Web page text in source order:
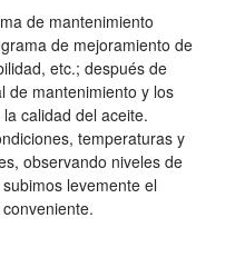
de mantenimiento
de mejoramiento de
etc.; después de
de mantenimiento y los
calidad del aceite.
temperaturas y
observando niveles de
levemente el